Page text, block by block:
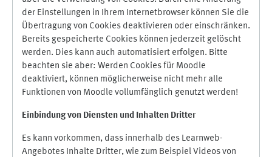
der Einstellungen in Ihrem Internetbrowser können Sie die
Übertragung von Cookies deaktivieren oder einschränken.
Bereits gespeicherte Cookies können jederzeit gelöscht
werden. Dies kann auch automatisiert erfolgen. Bitte
beachten sie aber: Werden Cookies für Moodle
deaktiviert, können möglicherweise nicht mehr alle
Funktionen von Moodle vollumfänglich genutzt werden!
Einbindung von Diensten und Inhalten Dritter
Es kann vorkommen, dass innerhalb des Learnweb-
Angebotes Inhalte Dritter, wie zum Beispiel Videos von